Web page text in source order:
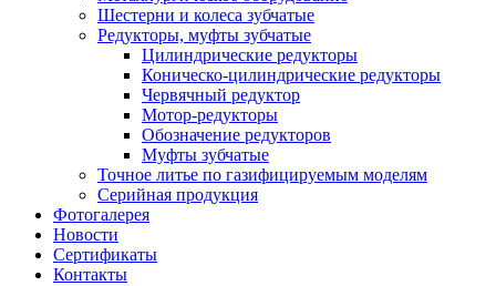
Шестерни и колеса зубчатые
Редукторы, муфты зубчатые
Цилиндрические редукторы
Коническо-цилиндрические редукторы
Червячный редуктор
Мотор-редукторы
Обозначение редукторов
Муфты зубчатые
Точное литье по газифицируемым моделям
Серийная продукция
Фотогалерея
Новости
Сертификаты
Контакты